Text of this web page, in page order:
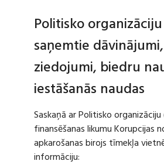
Politisko
saņemtie dāvinājumi,
ziedojumi, biedru
iestāšanās naudas
Saskaņā ar Politisko
finansēšanas likumu Korupcijas
apkarošanas birojs tīmekļa
informāciju: